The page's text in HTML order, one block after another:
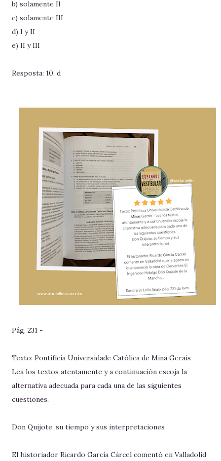
b) solamente II
c) solamente III
d) I y II
e) II y III
Resposta: 10. d
Pág. 231 -
Texto: Pontifícia Universidade Católica de Mina Gerais
Lea los textos atentamente y a continuación escoja la
alternativa adecuada para cada una de las siguientes
cuestiones.
Don Quijote, su tiempo y sus interpretaciones
El historiador Ricardo García Cárcel comentó en Valladolid